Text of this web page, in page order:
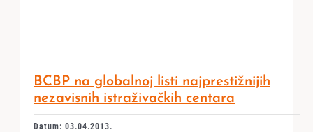
BCBP na globalnoj listi najprestižnijih
nezavisnih istraživačkih centara
Datum: 03.04.2013.